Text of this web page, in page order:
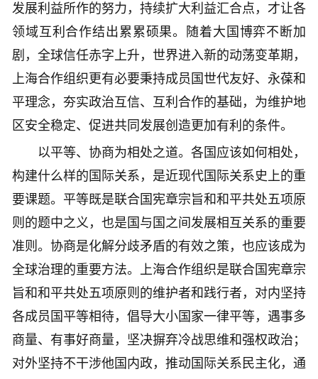
发展利益所作的努力，持续扩大利益汇合点，才让各
领域互利合作结出累累硕果。随着大国博弈不断加
剧，全球信任赤字上升，世界进入新的动荡变革期，
上海合作组织更有必要秉持成员国世代友好、永葆和
平理念，夯实政治互信、互利合作的基础，为维护地
区安全稳定、促进共同发展创造更加有利的条件。
以平等、协商为相处之道。各国应该如何相处，
构建什么样的国际关系，是近现代国际关系史上的重
要课题。平等既是联合国宪章宗旨和和平共处五项原
则的题中之义，也是国与国之间发展相互关系的重要
准则。协商是化解分歧矛盾的有效之策，也应该成为
全球治理的重要方法。上海合作组织是联合国宪章宗
旨和和平共处五项原则的维护者和践行者，对内坚持
各成员国平等相待，倡导大小国家一律平等，遇事多
商量、有事好商量，坚决摒弃冷战思维和强权政治；
对外坚持不干涉他国内政，推动国际关系民主化，通